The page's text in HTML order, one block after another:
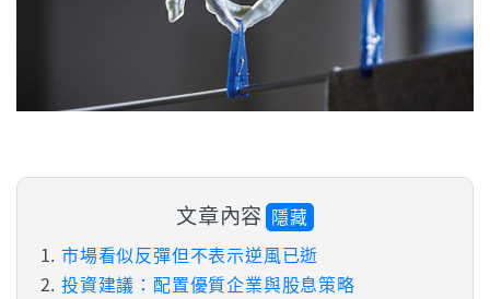
文章內容 隱藏
市場看似反彈但不表示逆風已逝
投資建議：配置優質企業與股息策略